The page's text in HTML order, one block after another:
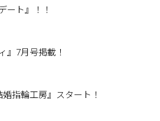
ート』！！
』7月号掲載！
婚指輪工房』スタート！